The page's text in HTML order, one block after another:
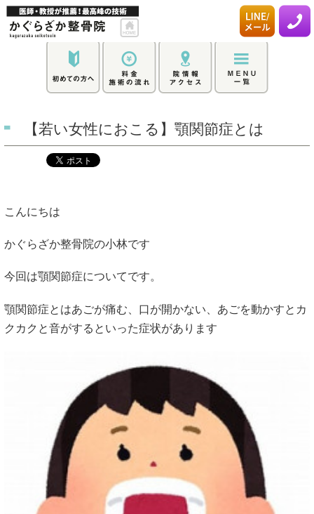
【若い女性におこる】顎関節症とは
こんにちは
かぐらざか整骨院の小林です
今回は顎関節症についてです。
顎関節症とはあごが痛む、口が開かない、あごを動かすとカ
クカクと音がするといった症状があります